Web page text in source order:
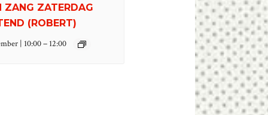
ZANG ZATERDAG
(ROBERT)
| 10:00– 12:00